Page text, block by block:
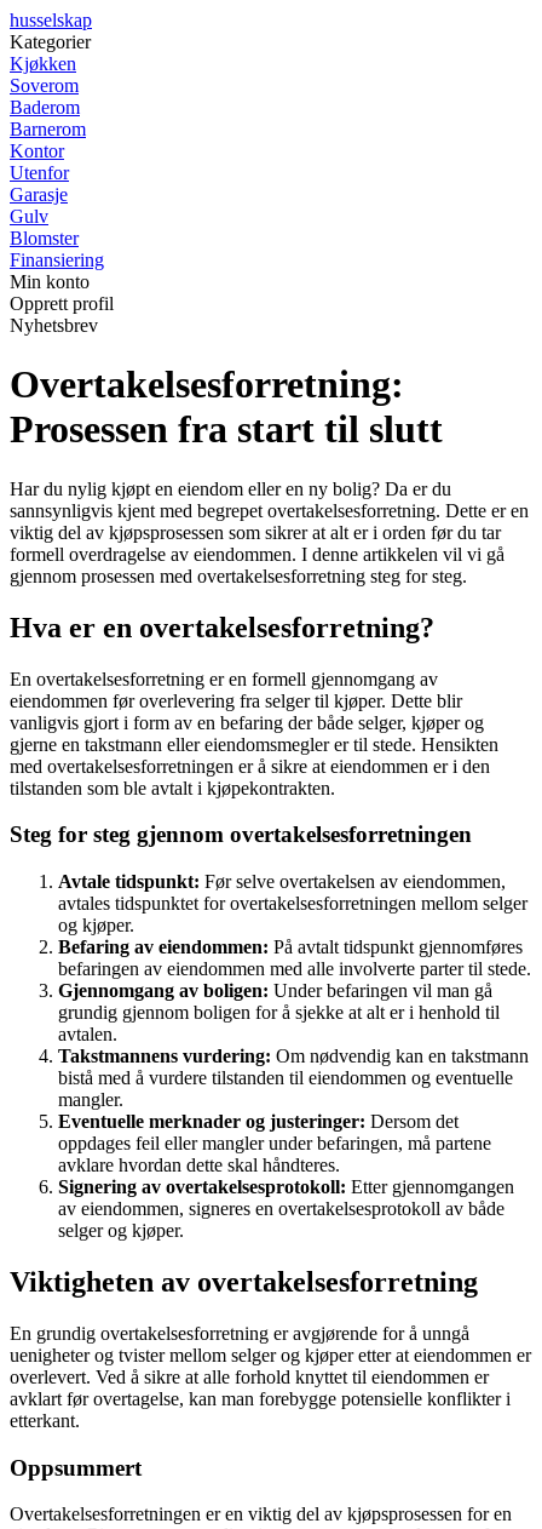
husselskap
Kategorier
Kjøkken
Soverom
Baderom
Barnerom
Kontor
Utenfor
Garasje
Gulv
Blomster
Finansiering
Min konto
Opprett profil
Nyhetsbrev
Overtakelsesforretning:
Prosessen fra start til slutt
Har du nylig kjøpt en eiendom eller en ny bolig? Da er du
sannsynligvis kjent med begrepet overtakelsesforretning. Dette er en
viktig del av kjøpsprosessen som sikrer at alt er i orden før du tar
formell overdragelse av eiendommen. I denne artikkelen vil vi gå
gjennom prosessen med overtakelsesforretning steg for steg.
Hva er en overtakelsesforretning?
En overtakelsesforretning er en formell gjennomgang av
eiendommen før overlevering fra selger til kjøper. Dette blir
vanligvis gjort i form av en befaring der både selger, kjøper og
gjerne en takstmann eller eiendomsmegler er til stede. Hensikten
med overtakelsesforretningen er å sikre at eiendommen er i den
tilstanden som ble avtalt i kjøpekontrakten.
Steg for steg gjennom overtakelsesforretningen
Avtale tidspunkt: Før selve overtakelsen av eiendommen,
avtales tidspunktet for overtakelsesforretningen mellom selger
og kjøper.
Befaring av eiendommen: På avtalt tidspunkt gjennomføres
befaringen av eiendommen med alle involverte parter til stede.
Gjennomgang av boligen: Under befaringen vil man gå
grundig gjennom boligen for å sjekke at alt er i henhold til
avtalen.
Takstmannens vurdering: Om nødvendig kan en takstmann
bistå med å vurdere tilstanden til eiendommen og eventuelle
mangler.
Eventuelle merknader og justeringer: Dersom det
oppdages feil eller mangler under befaringen, må partene
avklare hvordan dette skal håndteres.
Signering av overtakelsesprotokoll: Etter gjennomgangen
av eiendommen, signeres en overtakelsesprotokoll av både
selger og kjøper.
Viktigheten av overtakelsesforretning
En grundig overtakelsesforretning er avgjørende for å unngå
uenigheter og tvister mellom selger og kjøper etter at eiendommen er
overlevert. Ved å sikre at alle forhold knyttet til eiendommen er
avklart før overtagelse, kan man forebygge potensielle konflikter i
etterkant.
Oppsummert
Overtakelsesforretningen er en viktig del av kjøpsprosessen for en